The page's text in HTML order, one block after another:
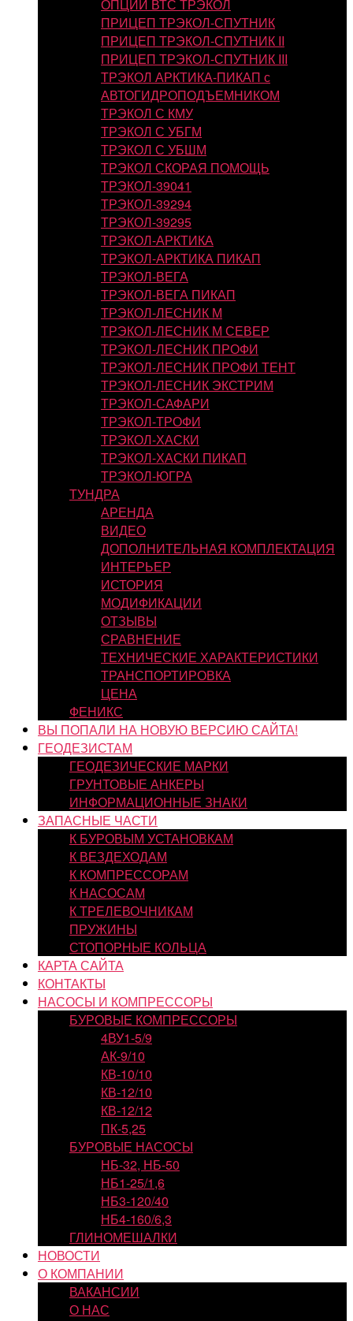
ОПЦИИ ВТС ТРЭКОЛ
ПРИЦЕП ТРЭКОЛ-СПУТНИК
ПРИЦЕП ТРЭКОЛ-СПУТНИК II
ПРИЦЕП ТРЭКОЛ-СПУТНИК III
ТРЭКОЛ АРКТИКА-ПИКАП с
АВТОГИДРОПОДЪЕМНИКОМ
ТРЭКОЛ С КМУ
ТРЭКОЛ С УБГМ
ТРЭКОЛ С УБШМ
ТРЭКОЛ СКОРАЯ ПОМОЩЬ
ТРЭКОЛ-39041
ТРЭКОЛ-39294
ТРЭКОЛ-39295
ТРЭКОЛ-АРКТИКА
ТРЭКОЛ-АРКТИКА ПИКАП
ТРЭКОЛ-ВЕГА
ТРЭКОЛ-ВЕГА ПИКАП
ТРЭКОЛ-ЛЕСНИК М
ТРЭКОЛ-ЛЕСНИК М СЕВЕР
ТРЭКОЛ-ЛЕСНИК ПРОФИ
ТРЭКОЛ-ЛЕСНИК ПРОФИ ТЕНТ
ТРЭКОЛ-ЛЕСНИК ЭКСТРИМ
ТРЭКОЛ-САФАРИ
ТРЭКОЛ-ТРОФИ
ТРЭКОЛ-ХАСКИ
ТРЭКОЛ-ХАСКИ ПИКАП
ТРЭКОЛ-ЮГРА
ТУНДРА
АРЕНДА
ВИДЕО
ДОПОЛНИТЕЛЬНАЯ КОМПЛЕКТАЦИЯ
ИНТЕРЬЕР
ИСТОРИЯ
МОДИФИКАЦИИ
ОТЗЫВЫ
СРАВНЕНИЕ
ТЕХНИЧЕСКИЕ ХАРАКТЕРИСТИКИ
ТРАНСПОРТИРОВКА
ЦЕНА
ФЕНИКС
ВЫ ПОПАЛИ НА НОВУЮ ВЕРСИЮ САЙТА!
ГЕОДЕЗИСТАМ
ГЕОДЕЗИЧЕСКИЕ МАРКИ
ГРУНТОВЫЕ АНКЕРЫ
ИНФОРМАЦИОННЫЕ ЗНАКИ
ЗАПАСНЫЕ ЧАСТИ
К БУРОВЫМ УСТАНОВКАМ
К ВЕЗДЕХОДАМ
К КОМПРЕССОРАМ
К НАСОСАМ
К ТРЕЛЕВОЧНИКАМ
ПРУЖИНЫ
СТОПОРНЫЕ КОЛЬЦА
КАРТА САЙТА
КОНТАКТЫ
НАСОСЫ И КОМПРЕССОРЫ
БУРОВЫЕ КОМПРЕССОРЫ
4ВУ1-5/9
АК-9/10
КВ-10/10
КВ-12/10
КВ-12/12
ПК-5,25
БУРОВЫЕ НАСОСЫ
НБ-32, НБ-50
НБ1-25/1,6
НБ3-120/40
НБ4-160/6,3
ГЛИНОМЕШАЛКИ
НОВОСТИ
О КОМПАНИИ
ВАКАНСИИ
О НАС